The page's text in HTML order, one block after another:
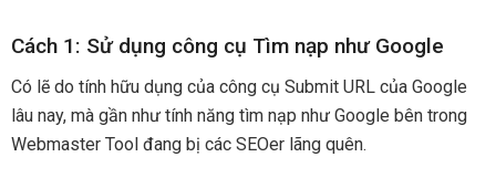
Cách 1: Sử dụng công cụ Tìm nạp như Google
Có lẽ do tính hữu dụng của công cụ Submit URL của Google
lâu nay, mà gần như tính năng tìm nạp như Google bên trong
Webmaster Tool đang bị các SEOer lãng quên.